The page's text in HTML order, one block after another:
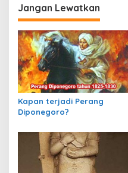
i
g
a
s
i
p
o
s
Jangan Lewatkan
Kapan terjadi Perang
Diponegoro?